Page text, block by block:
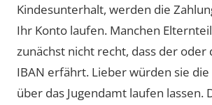
Kindesunterhalt, werden die
Ihr Konto laufen. Manchen
zunächst nicht recht, dass der oder
IBAN erfährt. Lieber würden sie die
über das Jugendamt laufen lassen.